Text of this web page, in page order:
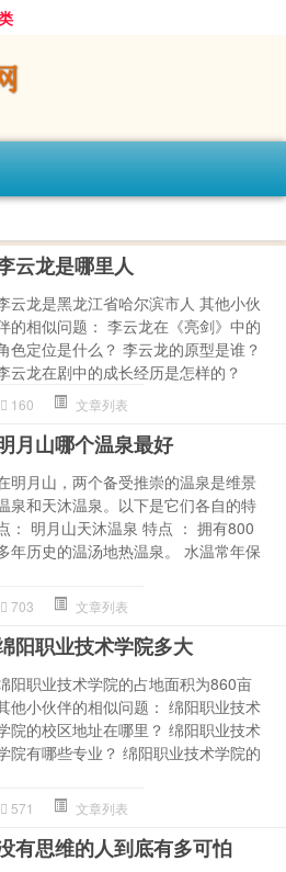
云龙是哪里人
云龙是黑龙江省哈尔滨市人 其他小伙
的相似问题： 李云龙在《亮剑》中的
色定位是什么？ 李云龙的原型是谁？
云龙在剧中的成长经历是怎样的？
160 文章列表
月山哪个温泉最好
明月山，两个备受推崇的温泉是维景
泉和天沐温泉。以下是它们各自的特
： 明月山天沐温泉 特点 ： 拥有800
年历史的温汤地热温泉。 水温常年保
703 文章列表
阳职业技术学院多大
阳职业技术学院的占地面积为860亩
他小伙伴的相似问题： 绵阳职业技术
院的校区地址在哪里？ 绵阳职业技术
院有哪些专业？ 绵阳职业技术学院的
571 文章列表
有思维的人到底有多可怕